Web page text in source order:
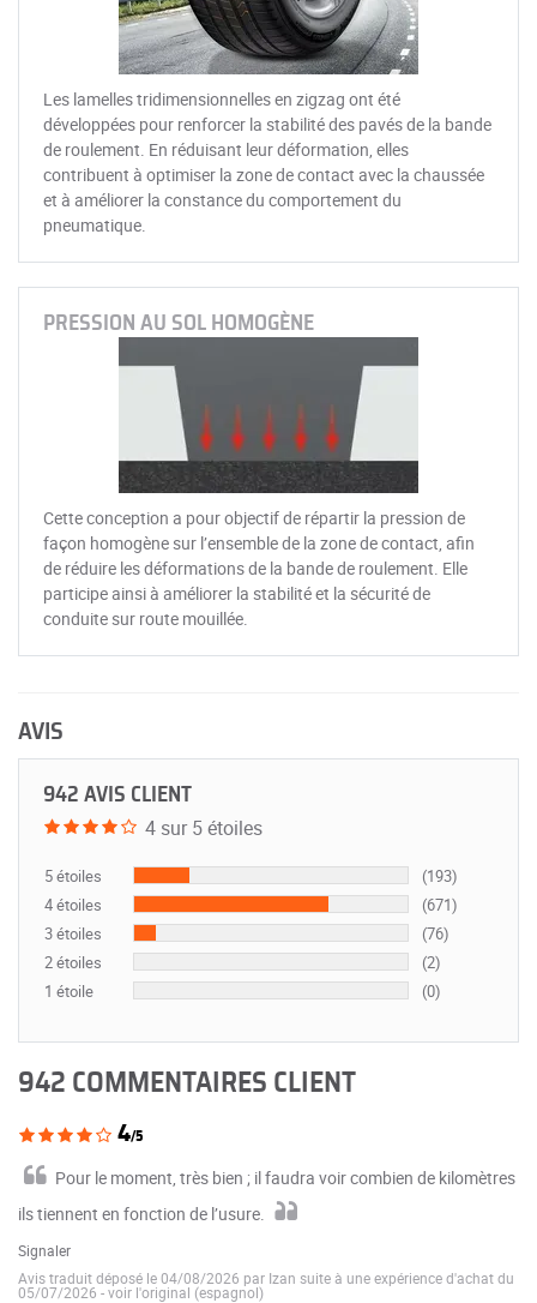
Les lamelles tridimensionnelles en zigzag ont été
développées pour renforcer la stabilité des pavés de la bande
de roulement. En réduisant leur déformation, elles
contribuent à optimiser la zone de contact avec la chaussée
et à améliorer la constance du comportement du
pneumatique.
PRESSION AU SOL HOMOGÈNE
Cette conception a pour objectif de répartir la pression de
façon homogène sur l’ensemble de la zone de contact, afin
de réduire les déformations de la bande de roulement. Elle
participe ainsi à améliorer la stabilité et la sécurité de
conduite sur route mouillée.
AVIS
942 AVIS CLIENT
4 sur 5 étoiles
5 étoiles
(193)
4 étoiles
(671)
3 étoiles
(76)
2 étoiles
(2)
1 étoile
(0)
942 COMMENTAIRES CLIENT
4/5
Pour le moment, très bien ; il faudra voir combien de kilomètres
ils tiennent en fonction de l’usure.
Signaler
Avis traduit déposé le 04/08/2026 par Izan suite à une expérience d'achat du
05/07/2026 -voir l'original (espagnol)